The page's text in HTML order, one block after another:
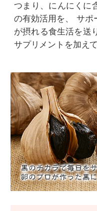
つまり、にんにくに
の有効活用を、
サポ
が摂れる食生活を送
サプリメントを加え